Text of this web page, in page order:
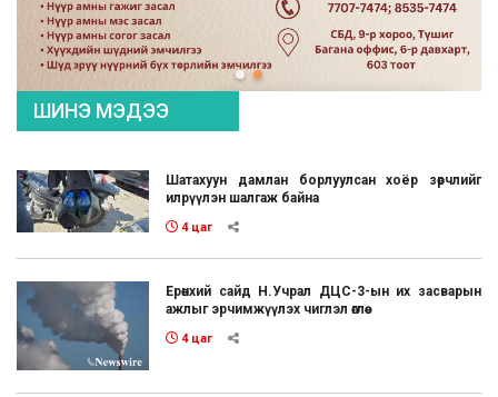
ШИНЭ МЭДЭЭ
Шатахуун дамлан борлуулсан хоёр зөрчлийг
илрүүлэн шалгаж байна
4 цаг
Ерөнхий сайд Н.Учрал ДЦС-3-ын их засварын
ажлыг эрчимжүүлэх чиглэл өглөө
4 цаг